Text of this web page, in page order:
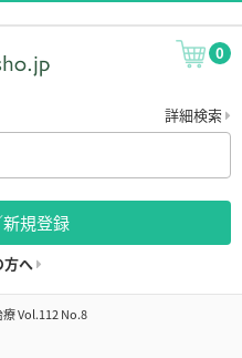
0
詳細検索
規登録
方へ
Vol.112 No.8